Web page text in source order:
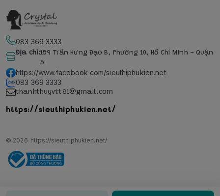
083 369 3333
Địa chỉ:159 Trần Hưng Đạo B, Phường 10, Hồ Chí Minh - Quận
5
https://www.facebook.com/sieuthiphukien.net
083 369 3333
thanhthuyvtt81@gmail.com
https://sieuthiphukien.net/
© 2026 https://sieuthiphukien.net/